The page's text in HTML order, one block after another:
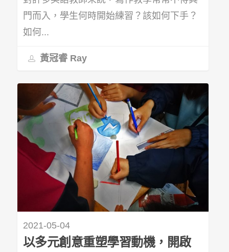
門而入，學生何時開始練習？該如何下手？
如何...
黃冠睿 Ray
2021-05-04
以多元創意重塑學習動機，開啟